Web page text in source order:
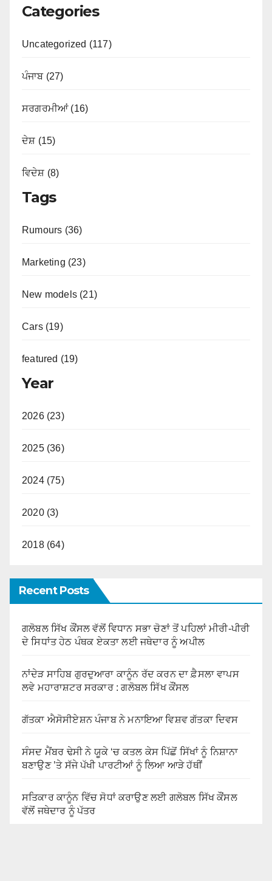
Categories
Uncategorized (117)
ਪੰਜਾਬ (27)
ਸਰਗਰਮੀਆਂ (16)
ਦੇਸ਼ (15)
ਵਿਦੇਸ਼ (8)
Tags
Rumours (36)
Marketing (23)
New models (21)
Cars (19)
featured (19)
Year
2026 (23)
2025 (36)
2024 (75)
2020 (3)
2018 (64)
Recent Posts
ਗਲੋਬਲ ਸਿੱਖ ਕੌਂਸਲ ਵੱਲੋਂ ਵਿਧਾਨ ਸਭਾ ਚੋਣਾਂ ਤੋਂ ਪਹਿਲਾਂ ਮੀਰੀ-ਪੀਰੀ
ਦੇ ਸਿਧਾਂਤ ਹੇਠ ਪੰਥਕ ਏਕਤਾ ਲਈ ਜਥੇਦਾਰ ਨੂੰ ਅਪੀਲ
ਨਾਂਦੇੜ ਸਾਹਿਬ ਗੁਰਦੁਆਰਾ ਕਾਨੂੰਨ ਰੱਦ ਕਰਨ ਦਾ ਫ਼ੈਸਲਾ ਵਾਪਸ
ਲਵੇ ਮਹਾਰਾਸ਼ਟਰ ਸਰਕਾਰ : ਗਲੋਬਲ ਸਿੱਖ ਕੌਂਸਲ
ਗੱਤਕਾ ਐਸੋਸੀਏਸ਼ਨ ਪੰਜਾਬ ਨੇ ਮਨਾਇਆ ਵਿਸ਼ਵ ਗੱਤਕਾ ਦਿਵਸ
ਸੰਸਦ ਮੈਂਬਰ ਢੇਸੀ ਨੇ ਯੂਕੇ ‘ਚ ਕਤਲ ਕੇਸ ਪਿੱਛੋਂ ਸਿੱਖਾਂ ਨੂੰ ਨਿਸ਼ਾਨਾ
ਬਣਾਉਣ ’ਤੇ ਸੱਜੇ ਪੱਖੀ ਪਾਰਟੀਆਂ ਨੂੰ ਲਿਆ ਆੜੇ ਹੱਥੀਂ
ਸਤਿਕਾਰ ਕਾਨੂੰਨ ਵਿੱਚ ਸੋਧਾਂ ਕਰਾਉਣ ਲਈ ਗਲੋਬਲ ਸਿੱਖ ਕੌਂਸਲ
ਵੱਲੋਂ ਜਥੇਦਾਰ ਨੂੰ ਪੱਤਰ